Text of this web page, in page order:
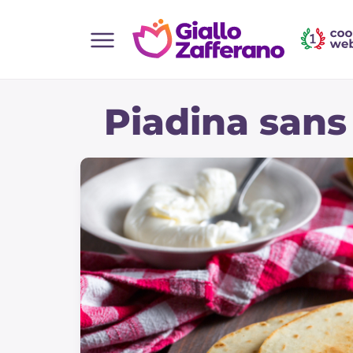
Toutes les recettes
Plats principaux
Boissons et rafraîchissements
Accompagnement
Pizzas et focaccia
Gateaux et patisserie
Piadina